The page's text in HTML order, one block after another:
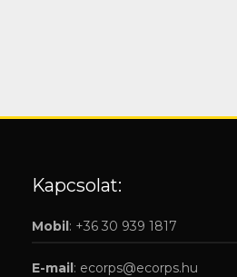
Kapcsolat:
Mobil: +36 30 939 1817
E-mail: ecorps@ecorps.hu